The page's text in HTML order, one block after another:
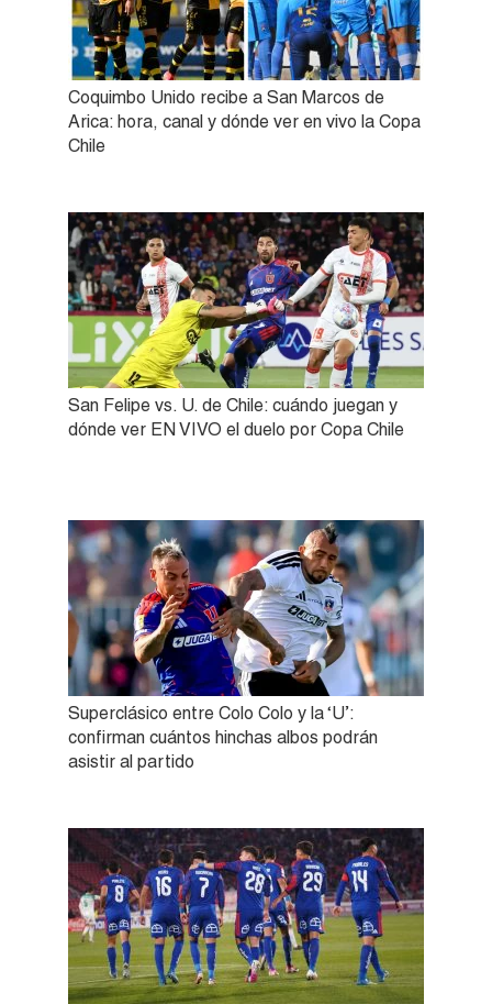
Coquimbo Unido recibe a San Marcos de
Arica: hora, canal y dónde ver en vivo la Copa
Chile
San Felipe vs. U. de Chile: cuándo juegan y
dónde ver EN VIVO el duelo por Copa Chile
Superclásico entre Colo Colo y la ‘U’:
confirman cuántos hinchas albos podrán
asistir al partido